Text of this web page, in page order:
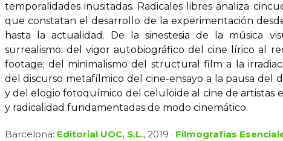
temporalidades inusitadas. Radicales libres analiza
que constatan el desarrollo de la experimentación
hasta la actualidad. De la sinestesia de la música
surrealismo; del vigor autobiográfico del cine lírico al
footage; del minimalismo del structural film a la
del discurso metafílmico del cine-ensayo a la pausa del
y del elogio fotoquímico del celuloide al cine de artistas
y radicalidad fundamentadas de modo cinemático.
Barcelona: Editorial UOC, S.L., 2019 · Filmografías